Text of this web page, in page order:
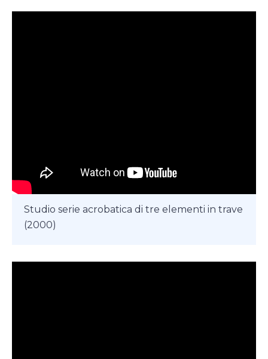
Studio serie acrobatica di tre elementi in trave
(2000)